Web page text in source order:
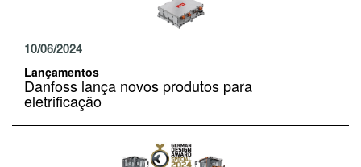
10/06/2024
Lançamentos
Danfoss lança novos produtos para
eletrificação